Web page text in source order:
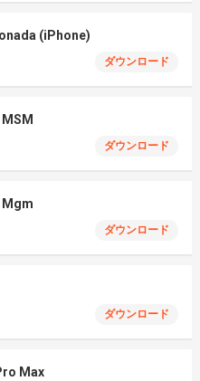
(iPhone)
ダウンロード
ダウンロード
Mgm
ダウンロード
ダウンロード
Max